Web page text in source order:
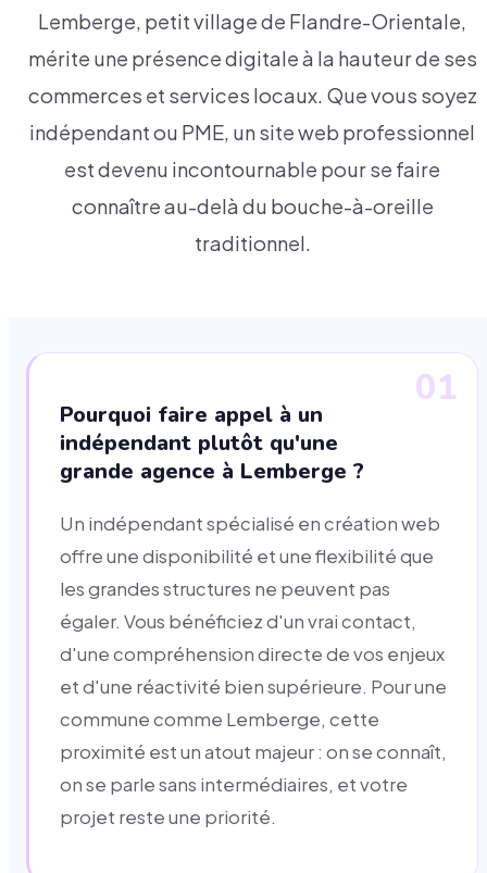
Lemberge, petit village de Flandre-Orientale,
mérite une présence digitale à la hauteur de ses
commerces et services locaux. Que vous soyez
indépendant ou PME, un site web professionnel
est devenu incontournable pour se faire
connaître au-delà du bouche-à-oreille
traditionnel.
01
Pourquoi faire appel à un
indépendant plutôt qu'une
grande agence à Lemberge ?
Un indépendant spécialisé en création web
offre une disponibilité et une flexibilité que
les grandes structures ne peuvent pas
égaler. Vous bénéficiez d'un vrai contact,
d'une compréhension directe de vos enjeux
et d'une réactivité bien supérieure. Pour une
commune comme Lemberge, cette
proximité est un atout majeur : on se connaît,
on se parle sans intermédiaires, et votre
projet reste une priorité.